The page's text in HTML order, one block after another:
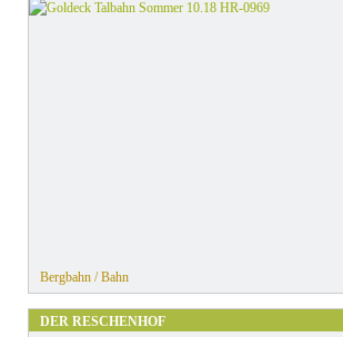
Bergbahn / Bahn
DER RESCHENHOF